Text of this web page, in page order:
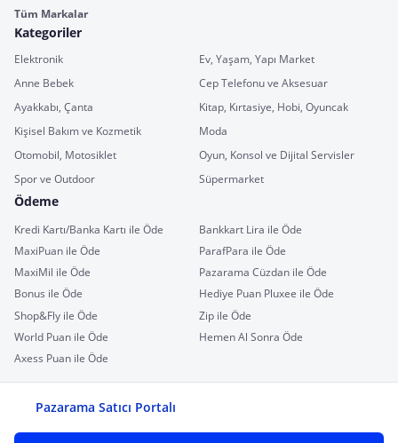
Tüm Markalar
Kategoriler
Elektronik
Ev, Yaşam, Yapı Market
Anne Bebek
Cep Telefonu ve Aksesuar
Ayakkabı, Çanta
Kitap, Kırtasiye, Hobi, Oyuncak
Kişisel Bakım ve Kozmetik
Moda
Otomobil, Motosiklet
Oyun, Konsol ve Dijital Servisler
Spor ve Outdoor
Süpermarket
Ödeme
Kredi Kartı/Banka Kartı ile Öde
Bankkart Lira ile Öde
MaxiPuan ile Öde
ParafPara ile Öde
MaxiMil ile Öde
Pazarama Cüzdan ile Öde
Bonus ile Öde
Hediye Puan Pluxee ile Öde
Shop&Fly ile Öde
Zip ile Öde
World Puan ile Öde
Hemen Al Sonra Öde
Axess Puan ile Öde
Pazarama Satıcı Portalı